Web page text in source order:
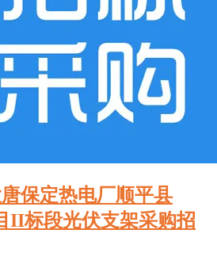
保定热电厂顺平县
II标段光伏支架采购招